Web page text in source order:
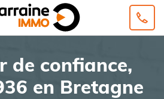
de confiance,
en Bretagne